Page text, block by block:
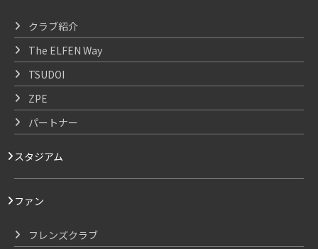
クラブ紹介
The ELFEN Way
TSUDOI
ZPE
パートナー
スタジアム
ファン
フレンズクラブ